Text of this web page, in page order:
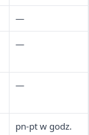
—
—
—
pn-pt w godz.